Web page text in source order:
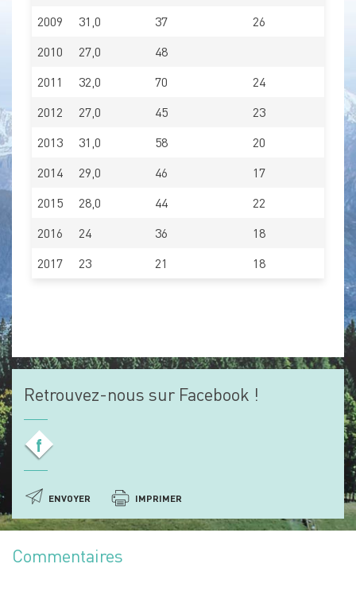
2009
31,0 37
26
2010
27,0
48
2011
32,0 70
24
2012
27,0 45
23
2013
31,0 58
20
2014
29,0 46
17
2015
28,0 44
22
2016
24 36
18
2017
23 21 18
Retrouvez-nous sur Facebook !
f
ENVOYER IMPRIMER
Commentaires